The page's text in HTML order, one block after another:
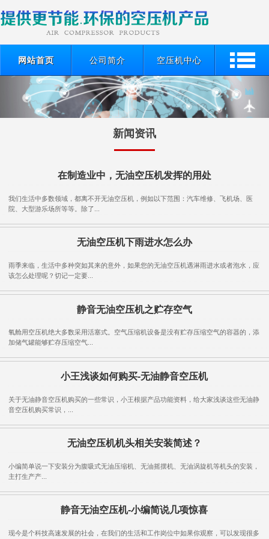
网站首页 公司简介 空压机中心
新闻资讯
在制造业中，无油空压机发挥的用处
我们生活中多数领域，都离不开无油空压机，例如以下范围：汽车维修、飞机场、医
院、大型游乐场所等等。除了...
无油空压机下雨进水怎么办
雨季来临，生活中多种突如其来的意外，如果您的无油空压机遇淋雨进水或者泡水，应
该怎么处理呢？切记一定要...
静音无油空压机之贮存空气
氧舱用空压机绝大多数采用活塞式。空气压缩机设备是没有贮存压缩空气的容器的，添
加储气罐能够贮存压缩空气...
小王浅谈如何购买-无油静音空压机
关于无油静音空压机购买的一些常识，小王根据产品功能资料，给大家浅谈这些无油静
音空压机购买常识，...
无油空压机机头相关安装简述？
小编简单说一下安装分为腹吸式无油压缩机、无油摇摆机、无油涡旋机等机头的安装，
主打生产产...
静音无油空压机-小编简说几项惊喜
现今是个科技高速发展的社会，在我们的生活和工作岗位中如果你观察，可以发现很多